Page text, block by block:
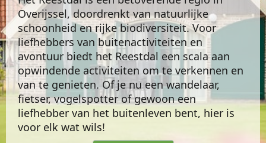
Overijssel, doordrenkt van natuurlijke
schoonheid en rijke biodiversiteit. Voor
liefhebbers van buitenactiviteiten en
avontuur biedt het Reestdal een scala aan
opwindende activiteiten om te verkennen en
van te genieten. Of je nu een wandelaar,
fietser, vogelspotter of gewoon een
liefhebber van het buitenleven bent, hier is
voor elk wat wils!